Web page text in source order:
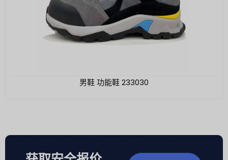
男鞋 功能鞋 233030